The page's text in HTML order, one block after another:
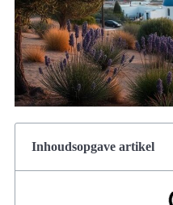
Inhoudsopgave artikel